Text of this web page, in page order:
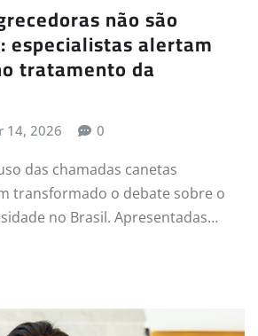
não são
especialistas alertam
tratamento da
14, 2026 0
das chamadas canetas
transformado o debate sobre o
no Brasil. Apresentadas…